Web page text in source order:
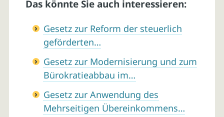
Das könnte Sie auch interessieren:
Gesetz zur Reform der steuerlich
geförderten…
Gesetz zur Modernisierung und zum
Bürokratieabbau im…
Gesetz zur Anwendung des
Mehrseitigen Übereinkommens…